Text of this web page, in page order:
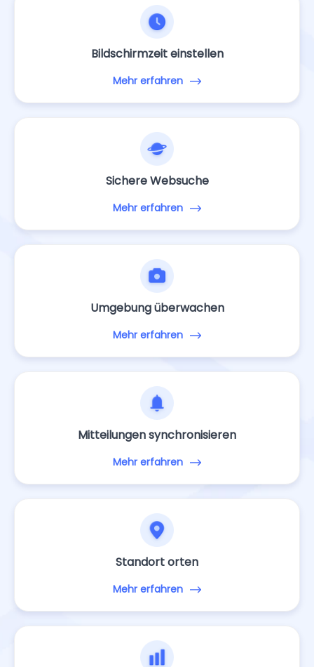
Bildschirmzeit einstellen
Mehr erfahren
Sichere Websuche
Mehr erfahren
Umgebung überwachen
Mehr erfahren
Mitteilungen synchronisieren
Mehr erfahren
Standort orten
Mehr erfahren